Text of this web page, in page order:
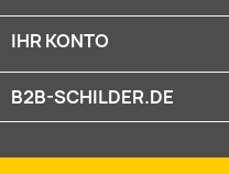
IHR KONTO
B2B-SCHILDER.DE